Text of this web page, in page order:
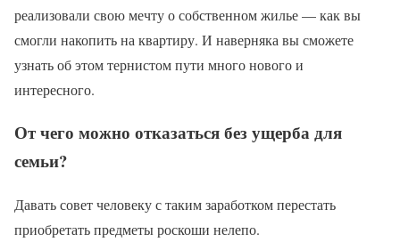
реализовали свою мечту о собственном жилье — как вы
смогли накопить на квартиру. И наверняка вы сможете
узнать об этом тернистом пути много нового и
интересного.
От чего можно отказаться без ущерба для
семьи?
Давать совет человеку с таким заработком перестать
приобретать предметы роскоши нелепо.